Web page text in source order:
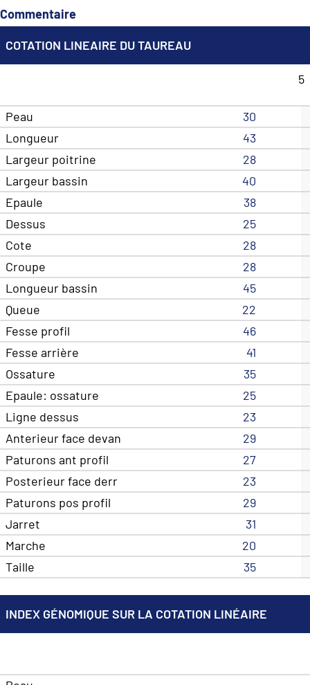
Commentaire
COTATION LINEAIRE DU TAUREAU
5
Peau
30
Longueur
43
Largeur poitrine
28
Largeur bassin
40
Epaule
38
Dessus
25
Cote
28
Croupe
28
Longueur bassin
45
Queue
22
Fesse profil
46
Fesse arrière
41
Ossature
35
Epaule: ossature
25
Ligne dessus
23
Anterieur face devan
29
Paturons ant profil
27
Posterieur face derr
23
Paturons pos profil
29
Jarret
31
Marche
20
Taille
35
INDEX GÉNOMIQUE SUR LA COTATION LINÉAIRE